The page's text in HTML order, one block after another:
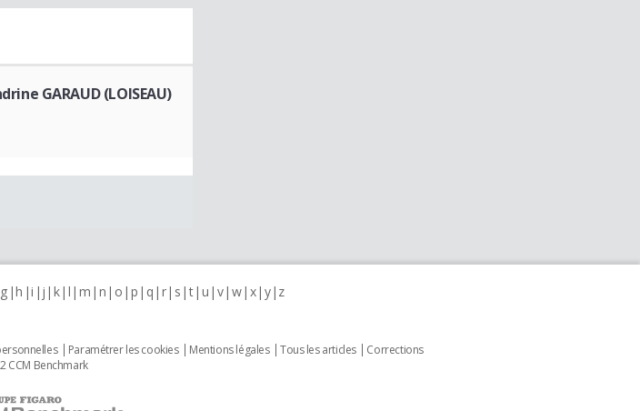
GARAUD (LOISEAU)
g h i j k l m n o p q r s t u v w x y z
Paramétrer les cookies Mentions légales Tous les articles
Corrections
CCM Benchmark